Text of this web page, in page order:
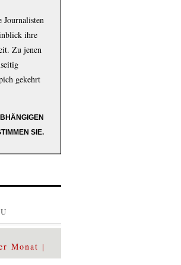
Journalisten
ihre
Zu jenen
gekehrt
SIE.
Monat